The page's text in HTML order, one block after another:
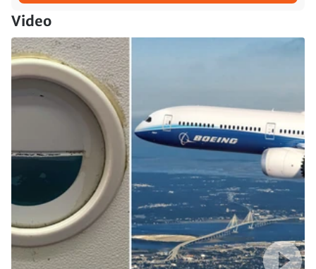
Video